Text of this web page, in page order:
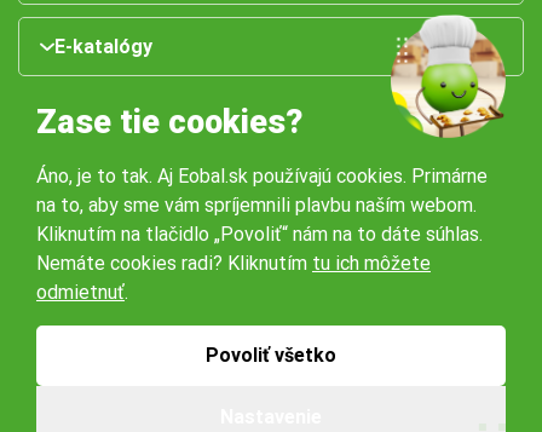
E-katalógy
Naše pobočky:
Obchodné podmienky
Zase tie cookies?
Áno, je to tak. Aj Eobal.sk používajú cookies. Primárne
na to, aby sme vám spríjemnili plavbu naším webom.
Kliknutím na tlačidlo „Povoliť“ nám na to dáte súhlas.
Nemáte cookies radi? Kliknutím tu ich môžete
odmietnuť.
Povoliť všetko